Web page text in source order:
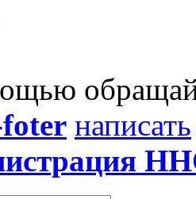
написать